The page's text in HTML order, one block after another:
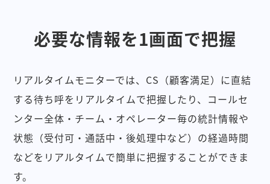
必要な情報を1画面で把握
リアルタイムモニターでは、CS（顧客満足）に直結
する待ち呼をリアルタイムで把握したり、コールセ
ンター全体・チーム・オペレーター毎の統計情報や
状態（受付可・通話中・後処理中など）の経過時間
などをリアルタイムで簡単に把握することができま
す。